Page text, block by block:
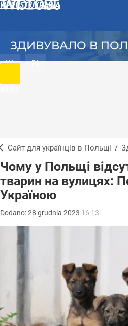
WPROST UKRAINA
UA PL
ЗДИВУВАЛО В
Сайт для українців в Польщі /
Чому у Польщі
тварин на вулицях:
Україною
Dodano:28 grudnia 2023 16:13